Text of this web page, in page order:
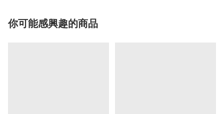
你可能感興趣的商品